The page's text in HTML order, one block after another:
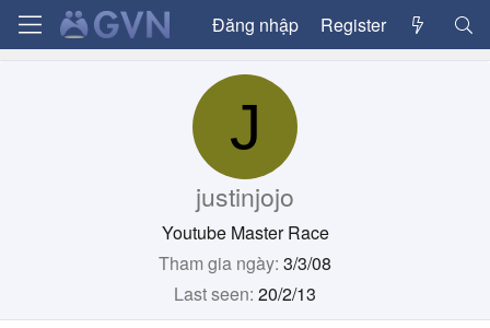
Đăng nhập Register
J
justinjojo
Youtube Master Race
Tham gia ngày 3/3/08
Last seen 20/2/13